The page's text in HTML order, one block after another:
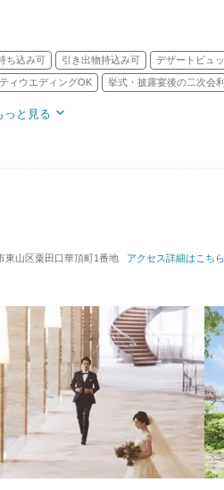
ち込み可 引き出物持込み可 デザートビュ
ィウエディングOK 挙式・披露宴後の二次会
っと見る
挙式スタイル: 教会式(キリスト教式)／神前式
東山区粟田口華頂町1番地 アクセス詳細はこちら